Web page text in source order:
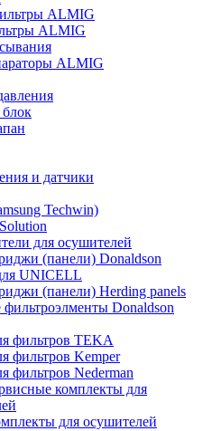
ALMIG
ALMIG
ALMIG
и датчики
Techwin)
для осушителей
(панели) Donaldson
UNICELL
(панели) Herding panels
Donaldson
фильтров TEKA
фильтров Kemper
фильтров Nederman
комплекты для
для осушителей